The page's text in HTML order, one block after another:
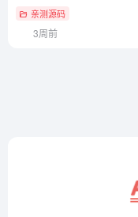
亲测源码
3周前